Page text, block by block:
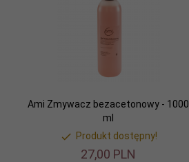
Ami Zmywacz bezacetonowy - 1000
ml
Produkt dostępny!
27,00 PLN